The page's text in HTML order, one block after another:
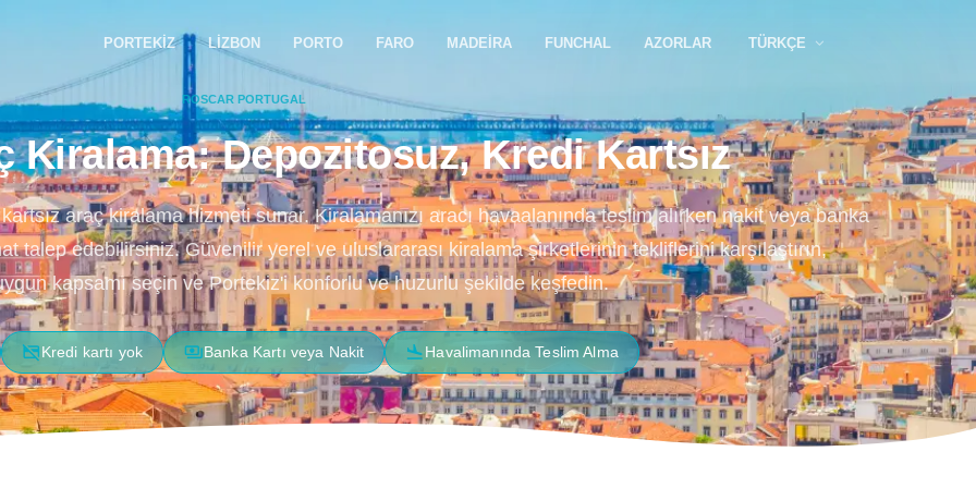
PORTEKIZ LIZBON PORTO FARO MADEIRA FUNCHAL AZORLAR TÜRKÇE
ROSCAR PORTUGAL
Kiralama: Depozitosuz, Kredi Kartsız
araç kiralama hizmeti sunar. Kiralamanızı aracı havaalanında teslim alırken nakit veya banka
talep edebilirsiniz. Güvenilir yerel ve uluslararası kiralama şirketlerinin tekliflerini karşılaştırın,
kapsamı seçin ve Portekiz'i konforlu ve huzurlu şekilde keşfedin.
credit_card_offKredi kartı yok paymentsBanka Kartı veya Nakit flight_landHavalimanında Teslim Alma